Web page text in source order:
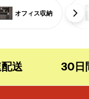
オフィス収納
30日間無